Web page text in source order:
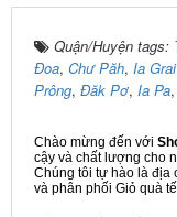
Quận/Huyện tags:
Đoa, Chư Păh, Ia Grai
Prông, Đăk Pơ, Ia Pa,
Chào mừng đến với
cậy và chất lượng cho
Chúng tôi tự hào là địa
và phân phối Giỏ quà